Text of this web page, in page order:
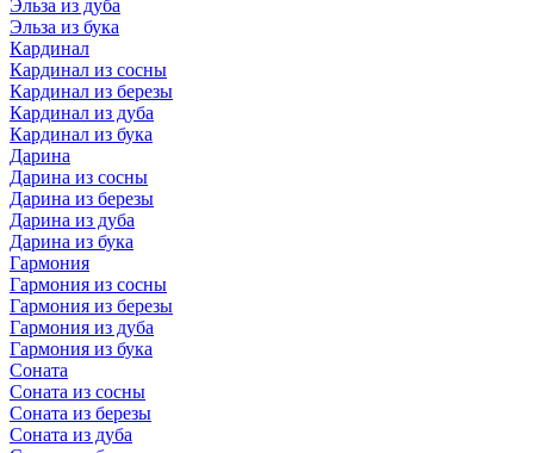
Эльза из дуба
Эльза из бука
Кардинал
Кардинал из сосны
Кардинал из березы
Кардинал из дуба
Кардинал из бука
Дарина
Дарина из сосны
Дарина из березы
Дарина из дуба
Дарина из бука
Гармония
Гармония из сосны
Гармония из березы
Гармония из дуба
Гармония из бука
Соната
Соната из сосны
Соната из березы
Соната из дуба